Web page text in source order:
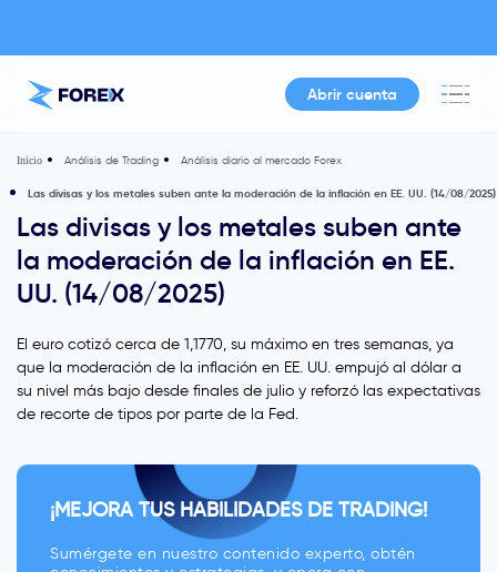
Abrir cuenta
Inicio Análisis de Trading Análisis diario al mercado Forex
Las divisas y los metales suben ante la moderación de la inflación en EE. UU. (14/08/2025)
Las divisas y los metales suben ante
la moderación de la inflación en EE.
UU. (14/08/2025)
El euro cotizó cerca de 1,1770, su máximo en tres semanas, ya
que la moderación de la inflación en EE. UU. empujó al dólar a
su nivel más bajo desde finales de julio y reforzó las expectativas
de recorte de tipos por parte de la Fed.
¡MEJORA TUS HABILIDADES DE TRADING!
Sumérgete en nuestro contenido experto, obtén